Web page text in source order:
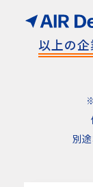
以上の
別